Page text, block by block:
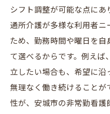
シフト調整が可能な点にあ
通所介護が多様な利用者ニ
ため、勤務時間や曜日を
て選べるからです。例えば
立したい場合も、希望に沿
無理なく働き続けることが
性が、安城市の非常勤看護